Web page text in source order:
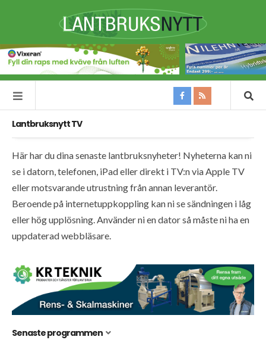
Lantbruksnytt TV
Här har du dina senaste lantbruksnyheter! Nyheterna kan ni
se i datorn, telefonen, iPad eller direkt i TV:n via Apple TV
eller motsvarande utrustning från annan leverantör.
Beroende på internetuppkoppling kan ni se sändningen i låg
eller hög upplösning. Använder ni en dator så måste ni ha en
uppdaterad webbläsare.
Senaste programmen